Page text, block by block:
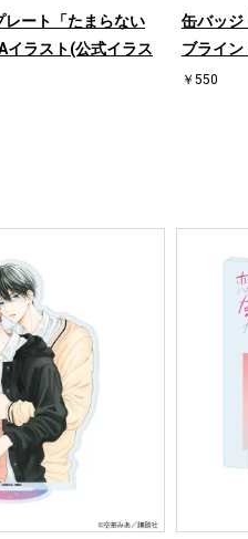
レート「たまらない
イラスト(公式イラス
缶バッジ
ブライ
￥550